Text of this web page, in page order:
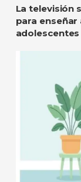
La televisión
para enseñar
adolescentes